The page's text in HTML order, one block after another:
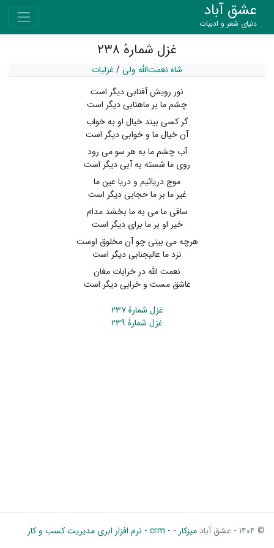
عشق آباد
دنیای شعر و ادبیات
غزل شمارهٔ ۲۳۸
شاه نعمت‌الله ولی/ غزلیات
نور رویش آفتابی دیگر است
چشم ما بر ماهتابی دیگر است
گر کسی بیند خیال او به خواب
آن خیال ما و خوابی دیگر است
آب چشم ما به هر سو می رود
روی ما شسته به آبی دیگر است
موج دریائیم و دریا عین ما
غیر ما بر ما حجابی دیگر است
ساقی ما می به ما بخشد مدام
خیر او بر ما برای دیگر است
هرچه می بینی چو آن مخلوق اوست
نزد ما عالیجنابی دیگر است
نعمت الله در خرابات مغان
عاشق مست و خرابی دیگر است
غزل شمارهٔ ۲۳۷
غزل شمارهٔ ۲۳۹
© ۱۴۰۴ - عشق آباد میزکار - - crm - نرم افزار ابری مدیریت کسب و کار